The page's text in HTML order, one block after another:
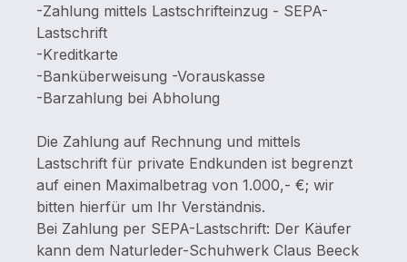
-Zahlung mittels Lastschrifteinzug - SEPA-
Lastschrift
-Kreditkarte
-Banküberweisung -Vorauskasse
-Barzahlung bei Abholung
Die Zahlung auf Rechnung und mittels
Lastschrift für private Endkunden ist begrenzt
auf einen Maximalbetrag von 1.000,- €; wir
bitten hierfür um Ihr Verständnis.
Bei Zahlung per SEPA-Lastschrift: Der Käufer
kann dem Naturleder-Schuhwerk Claus Beeck